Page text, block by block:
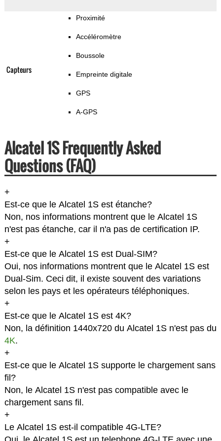
Capteurs
Proximité
Accéléromètre
Boussole
Empreinte digitale
GPS
A-GPS
Alcatel 1S Frequently Asked
Questions (FAQ)
+
Est-ce que le Alcatel 1S est étanche?
Non, nos informations montrent que le Alcatel 1S
n'est pas étanche, car il n'a pas de certification IP.
+
Est-ce que le Alcatel 1S est Dual-SIM?
Oui, nos informations montrent que le Alcatel 1S est
Dual-Sim. Ceci dit, il existe souvent des variations
selon les pays et les opérateurs téléphoniques.
+
Est-ce que le Alcatel 1S est 4K?
Non, la définition 1440x720 du Alcatel 1S n'est pas du
4K.
+
Est-ce que le Alcatel 1S supporte le chargement sans
fil?
Non, le Alcatel 1S n'est pas compatible avec le
chargement sans fil.
+
Le Alcatel 1S est-il compatible 4G-LTE?